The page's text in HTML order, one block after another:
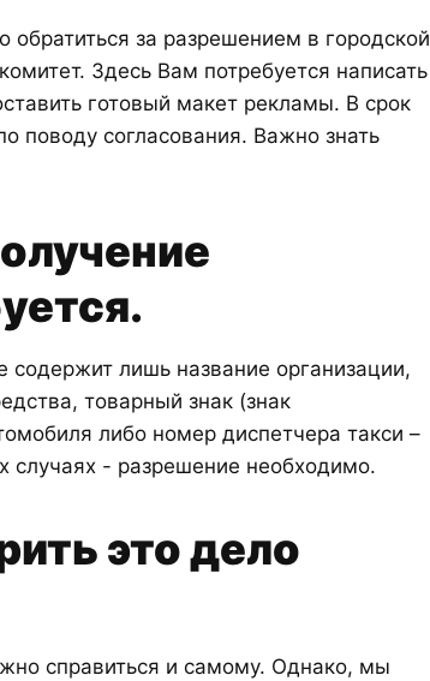
за разрешением в городской
Здесь Вам потребуется написать
готовый макет рекламы. В срок
поводу согласования. Важно знать
лишь название организации,
товарный знак (знак
либо номер диспетчера такси –
случаях - разрешение необходимо.
это дело
справиться и самому. Однако, мы